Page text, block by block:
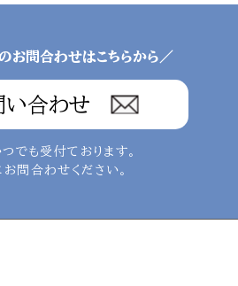
お問合わせはこちらから／
い合わせ
でも受付ております。
問合わせください。